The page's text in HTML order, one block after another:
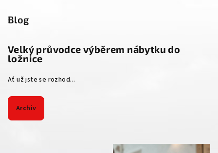
Blog
Velký průvodce výběrem nábytku do
ložnice
Ať už jste se rozhod...
Archiv